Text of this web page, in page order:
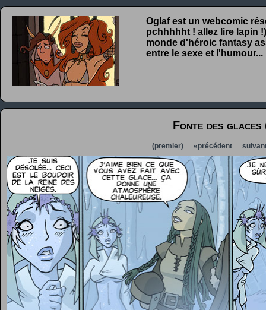
Oglaf est un webcomic
pchhhhht ! allez lire lapin
monde d'héroic fantasy
entre le sexe et l'humour...
Fonte des glaces
(premier) «précédent